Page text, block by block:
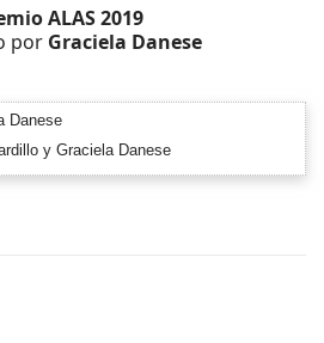
ALAS 2019
por Graciela Danese
y Graciela Danese